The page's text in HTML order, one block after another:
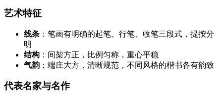
艺术特征
线条 ：笔画有明确的起笔、行笔、收笔三段式，提按分
明
结构 ：间架方正，比例匀称，重心平稳
气韵 ：端庄大方，清晰规范，不同风格的楷书各有韵致
代表名家与名作